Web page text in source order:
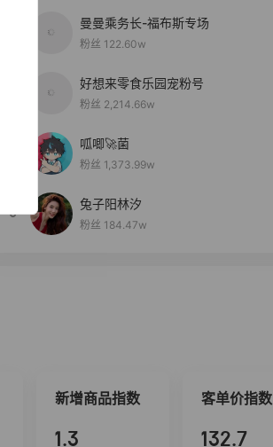
曼曼乘务长-福布斯专场
粉丝 122.60w
好想来零食乐园宠粉号
粉丝 2,214.66w
呱唧🚀菌
粉丝 1,373.99w
5
兔子阳林汐
粉丝 184.47w
新增商品指数
1.3
客单价指数
132.7